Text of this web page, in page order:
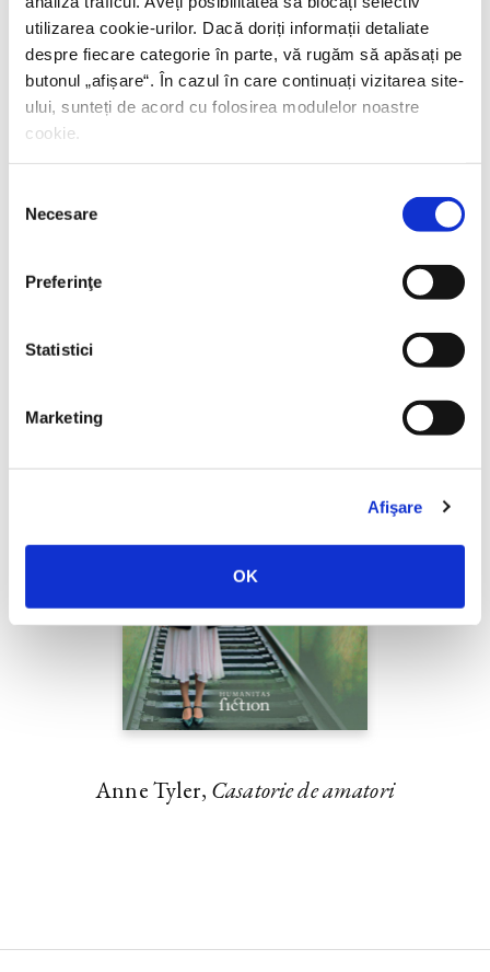
utilizarea cookie-urilor. Dacă doriți informații detaliate
despre fiecare categorie în parte, vă rugăm să apăsați pe
butonul „ afișare“. În cazul în care continuați vizitarea site-
ului, sunteți de acord cu folosirea modulelor noastre
cookie.
consimțământului
Necesare
Preferinţe
Statistici
Marketing
Afişare
OK
Anne Tyler, Casatorie de amatori